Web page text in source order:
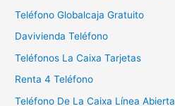
Teléfono Globalcaja Gratuito
Davivienda Teléfono
Teléfonos La Caixa Tarjetas
Renta 4 Teléfono
Teléfono De La Caixa Línea Abierta